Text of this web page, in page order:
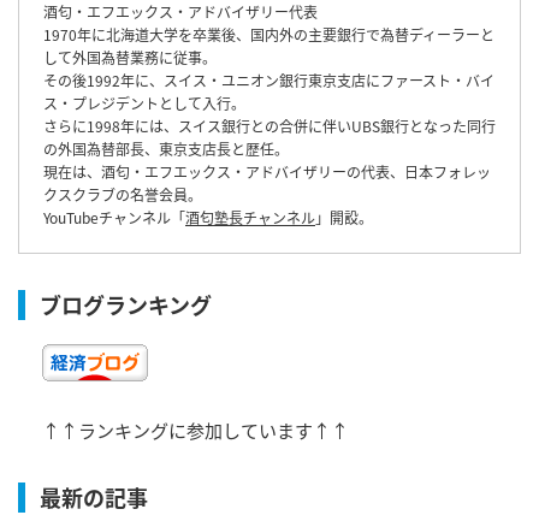
酒匂・エフエックス・アドバイザリー代表
1970年に北海道大学を卒業後、国内外の主要銀行で為替ディーラーと
して外国為替業務に従事。
その後1992年に、スイス・ユニオン銀行東京支店にファースト・バイ
ス・プレジデントとして入行。
さらに1998年には、スイス銀行との合併に伴いUBS銀行となった同行
の外国為替部長、東京支店長と歴任。
現在は、酒匂・エフエックス・アドバイザリーの代表、日本フォレッ
クスクラブの名誉会員。
YouTubeチャンネル「酒匂塾長チャンネル」開設。
ブログランキング
↑↑ランキングに参加しています↑↑
最新の記事